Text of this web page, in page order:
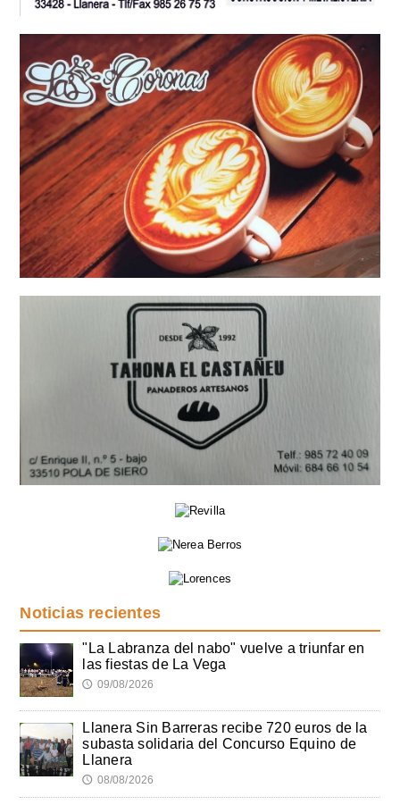
Noticias recientes
"La Labranza del nabo" vuelve a triunfar en
las fiestas de La Vega
🕔 09/08/2026
Llanera Sin Barreras recibe 720 euros de la
subasta solidaria del Concurso Equino de
Llanera
🕔 08/08/2026